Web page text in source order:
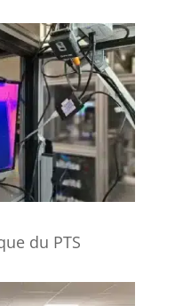
du PTS